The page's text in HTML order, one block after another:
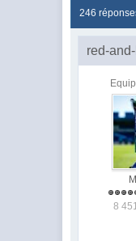
246
red-
8